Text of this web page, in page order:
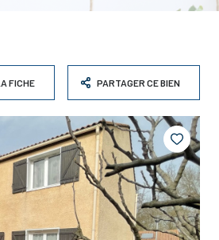
FICHE PARTAGER CE BIEN